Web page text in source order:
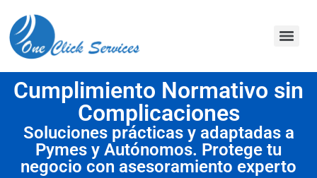
Cumplimiento Normativo sin
Complicaciones
Soluciones prácticas y adaptadas a
Pymes y Autónomos. Protege tu
negocio con asesoramiento experto